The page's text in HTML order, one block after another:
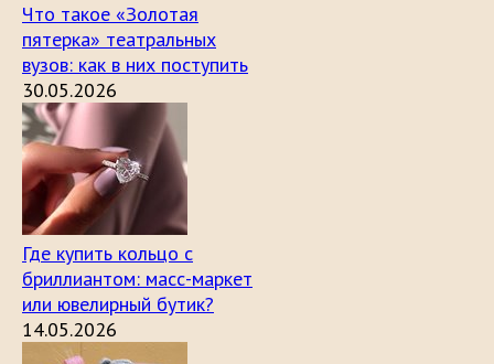
Что такое «Золотая
пятерка» театральных
вузов: как в них поступить
30.05.2026
Где купить кольцо с
бриллиантом: масс-маркет
или ювелирный бутик?
14.05.2026